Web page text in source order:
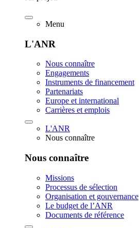
Menu
L'ANR
Nous connaître
Engagements
Instruments de financement
Partenariats
Europe et international
Carrières et emplois
L'ANR
Nous connaître
Nous connaître
Missions
Processus de sélection
Organisation et gouvernance
Le budget de l’ANR
Documents de référence